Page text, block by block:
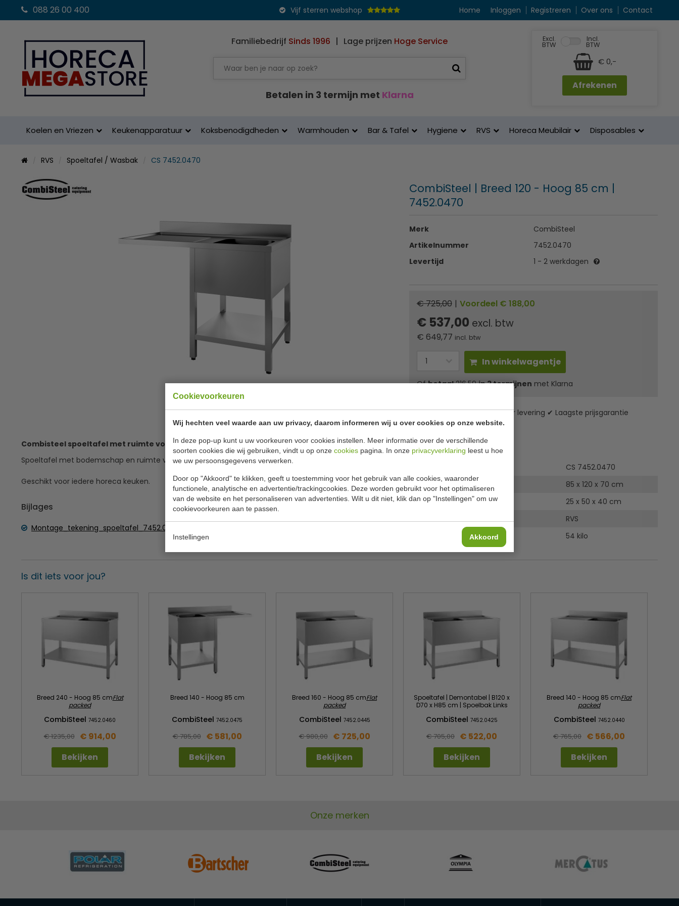
Cookievoorkeuren
Wij hechten veel waarde aan uw privacy, daarom informeren wij u over cookies op onze website.
In deze pop-up kunt u uw voorkeuren voor cookies instellen. Meer informatie over de verschillende
soorten cookies die wij gebruiken, vindt u op onze cookies pagina. In onze privacyverklaring leest u hoe
we uw persoonsgegevens verwerken.
Door op "Akkoord" te klikken, geeft u toestemming voor het gebruik van alle cookies, waaronder
functionele, analytische en advertentie/trackingcookies. Deze worden gebruikt voor het optimaliseren
van de website en het personaliseren van advertenties. Wilt u dit niet, klik dan op "Instellingen" om uw
cookievoorkeuren aan te passen.
Instellingen Akkoord
088 26 00 400 Vijf sterren webshop Home Inloggen Registreren Over ons Contact
Familiebedrijf Sinds 1996 | Lage prijzen Hoge Service
Betalen in 3 termijn met Klarna
Excl.
BTW
Incl.
BTW
€ 0,-
Afrekenen
Koelen en Vriezen Keukenapparatuur Koksbenodigdheden Warmhouden Bar & Tafel Hygiene RVS Horeca Meubilair Disposables
RVS Spoeltafel / Wasbak CS 7452.0470
CombiSteel | Breed 120 - Hoog 85 cm |
7452.0470
Merk
CombiSteel
Artikelnummer
7452.0470
Levertijd
1 - 2 werkdagen
€ 725,00 | Voordeel € 188,00
€ 537,00 excl. btw
€ 649,77 incl. btw
In winkelwagentje
Ofbetaal216,59in 3 termijnen met Klarna
✔ Gratis verzending* ✔ 24 uur levering ✔ Laagste prijsgarantie
Combisteel spoeltafel met ruimte voor vaatwasmachine 120 x 70 cm
Spoeltafel met bodemschap en ruimte voor een vaatwasser, demontabel en spoelbak rechts.
Geschikt voor iedere horeca keuken.
Bijlages
Montage_tekening_spoeltafel_7452.04xx
Specificaties
CS 7452.0470
H x B x D
85 x 120 x 70 cm
H x B x D spoelbak
25 x 50 x 40 cm
Materiaal
RVS
54 kilo
Is dit iets voor jou?
Breed 240 - Hoog 85 cmFlat
packed
CombiSteel 7452.0460
€ 1235,00
€ 914,00
Bekijken
Breed 140 - Hoog 85 cm
CombiSteel 7452.0475
€ 785,00
€ 581,00
Bekijken
Breed 160 - Hoog 85 cmFlat
packed
CombiSteel 7452.0445
€ 980,00
€ 725,00
Bekijken
Spoeltafel | Demontabel | B120 x
D70 x H85 cm | Spoelbak Links
CombiSteel 7452.0425
€ 705,00 € 522,00
Bekijken
Breed 140 - Hoog 85 cmFlat
packed
CombiSteel 7452.0440
€ 765,00 € 566,00
Bekijken
Onze merken